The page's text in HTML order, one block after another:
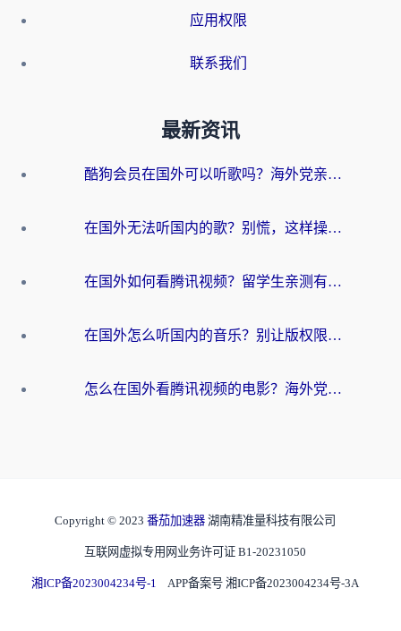
应用权限
联系我们
最新资讯
酷狗会员在国外可以听歌吗？海外党亲测有效：3步解决音乐权限难题
在国外无法听国内的歌？别慌，这样操作就能畅听QQ音乐（附亲测加速器推荐）
在国外如何看腾讯视频？留学生亲测有效的回国加速方案
在国外怎么听国内的音乐？别让版权限制断了你的华语歌单
怎么在国外看腾讯视频的电影？海外党亲测有效的回国加速指南
Copyright © 2023 番茄加速器 湖南精准量科技有限公司
互联网虚拟专用网业务许可证 B1-20231050
湘ICP备2023004234号-1 APP备案号 湘ICP备2023004234号-3A